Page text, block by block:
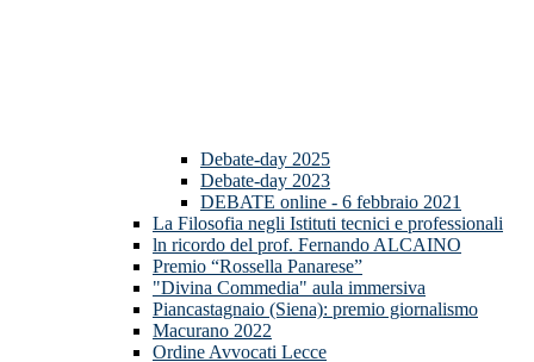
Debate-day 2025
Debate-day 2023
DEBATE online - 6 febbraio 2021
La Filosofia negli Istituti tecnici e professionali
ln ricordo del prof. Fernando ALCAINO
Premio “Rossella Panarese”
"Divina Commedia" aula immersiva
Piancastagnaio (Siena): premio giornalismo
Macurano 2022
Ordine Avvocati Lecce